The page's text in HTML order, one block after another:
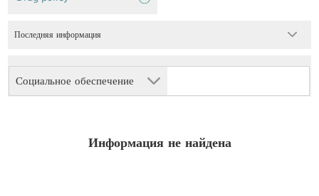
Социальное обеспечение
Последняя информация
Информация не найдена